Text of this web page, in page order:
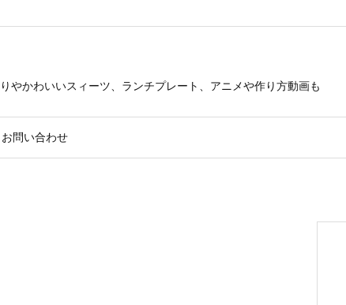
やかわいいスィーツ、ランチプレート、アニメや作り方動画も
お問い合わせ